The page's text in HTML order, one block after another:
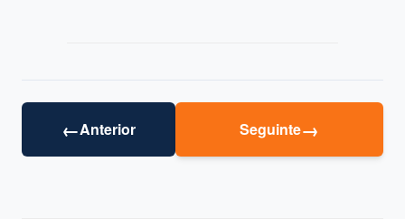
←Anterior Seguinte→